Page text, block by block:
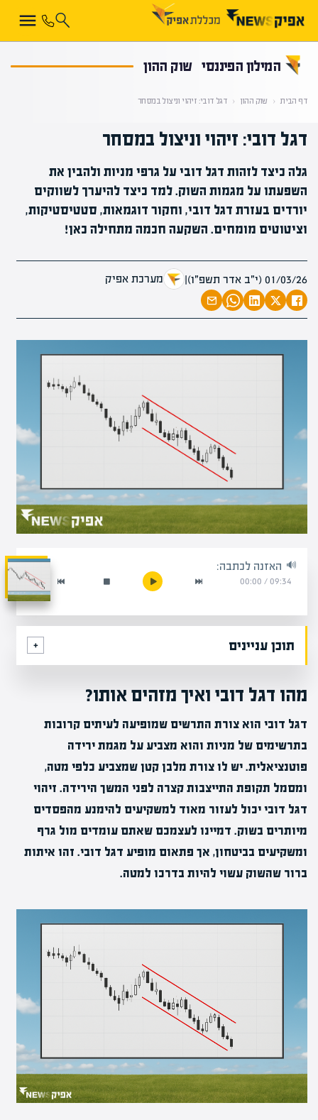
המילון הפיננסי שוק ההון
דף הבית ‹ שוק ההון ‹ דגל דובי: זיהוי וניצול במסחר
דגל דובי: זיהוי וניצול במסחר
גלה כיצד לזהות דגל דובי על גרפי מניות ולהבין את
השפעתו על מגמות השוק. למד כיצד להיערך לשווקים
יורדים בעזרת דגל דובי, וחקור דוגמאות, סטטיסטיקות,
וציטוטים מומחים. השקעה חכמה מתחילה כאן!
01/03/26 (י״ב אדר תשפ״ו) | מערכת אפיק
האזנה לכתבה:
09:34
/
00:00
תוכן עניינים
מהו דגל דובי ואיך מזהים אותו?
דגל דובי הוא צורת התרשים שמופיעה לעיתים קרובות
בתרשימים של מניות והוא מצביע על מגמת ירידה
פוטנציאלית. יש לו צורת מלבן קטן שמצביע כלפי מטה,
ומסמל תקופת התייצבות קצרה לפני המשך הירידה. זיהוי
דגל דובי יכול לעזור מאוד למשקיעים להימנע מהפסדים
מיותרים בשוק. דמיינו לעצמכם שאתם עומדים מול גרף
ומשקיעים בביטחון, אך פתאום מופיע דגל דובי. זהו איתות
ברור שהשוק עשוי להיות בדרכו למטה.